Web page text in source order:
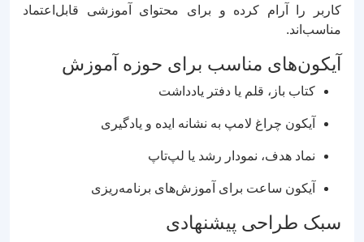
کاربر را آرام کرده و برای محتوای آموزشی قابل‌اعتماد
مناسب‌اند.
آیکون‌های مناسب برای حوزه آموزش
کتاب باز، قلم یا دفتر یادداشت
آیکون چراغ لامپ به نشانه ایده و یادگیری
نماد هدف، نمودار رشد یا لپ‌تاپ
آیکون ساعت برای آموزش‌های برنامه‌ریزی
سبک طراحی پیشنهادی